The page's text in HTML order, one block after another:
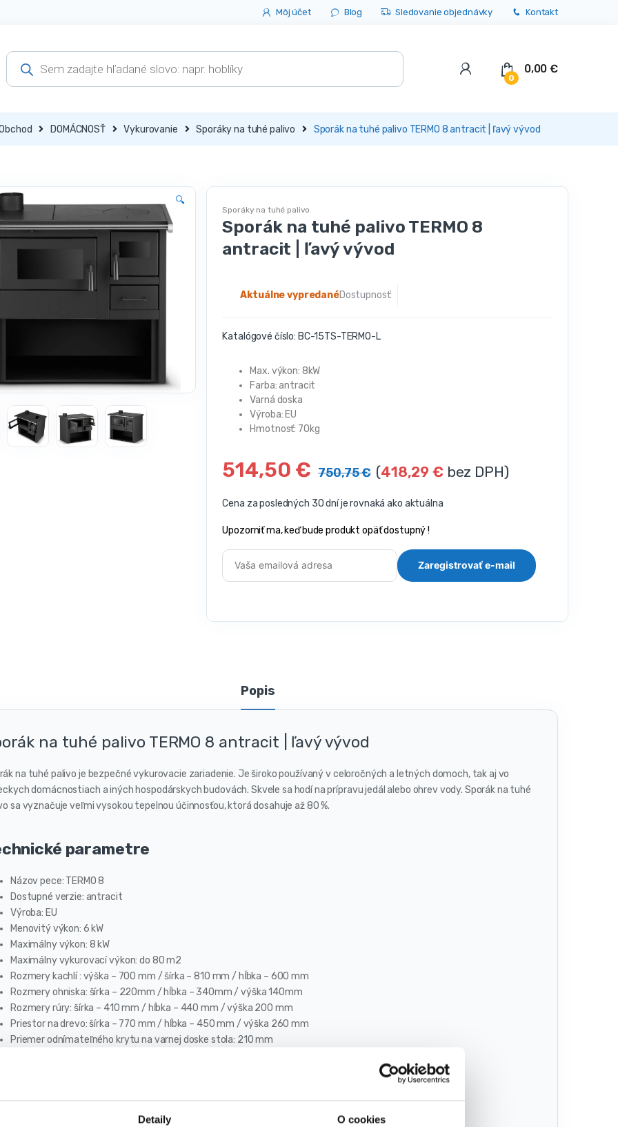
Detaily O cookies
Môj účet Blog Sledovanie objednávky Kontakt
Products
search
0
0,00€
DOMÁCNOSŤ Vykurovanie Sporáky na tuhé palivo Sporák na tuhé palivo TERMO 8 antracit | ľavý vývod
🔍
Sporáky na tuhé palivo
Sporák na tuhé palivo TERMO 8
antracit | ľavý vývod
Dostupnosť:
Aktuálne vypredané
Katalógové číslo: BC-15TS-TERMO-L
Max. výkon: 8kW
Farba: antracit
Varná doska
Výroba: EU
Hmotnosť: 70kg
514,50 € 750,75€ (418,29 € bez DPH)
Cena za posledných 30 dní je rovnaká ako aktuálna
Upozorniť ma, keď bude produkt opäť dostupný !
Popis
na tuhé palivo TERMO 8 antracit | ľavý vývod
na tuhé palivo je bezpečné vykurovacie zariadenie. Je široko používaný v celoročných a letných domoch, tak aj vo
domácnostiach a iných hospodárskych budovách. Skvele sa hodí na prípravu jedál alebo ohrev vody. Sporák na tuhé
sa vyznačuje veľmi vysokou tepelnou účinnosťou, ktorá dosahuje až 80 %.
parametre
Názov pece: TERMO 8
Dostupné verzie: antracit
Výroba: EU
Menovitý výkon: 6 kW
Maximálny výkon: 8 kW
Maximálny vykurovací výkon: do 80 m2
Rozmery kachlí : výška – 700 mm / šírka – 810 mm / hĺbka – 600 mm
Rozmery ohniska: šírka – 220mm / hĺbka – 340mm / výška 140mm
Rozmery rúry: šírka – 410 mm / hĺbka – 440 mm / výška 200 mm
Priestor na drevo: šírka – 770 mm / hĺbka – 450 mm / výška 260 mm
Priemer odnímateľného krytu na varnej doske stola: 210 mm
Priemer vývodu dymovodu: 120mm / osadiť rúrou s priemerom 120mm
Priemerné emisie oxidu uhoľnatého (CO): 0,27 %